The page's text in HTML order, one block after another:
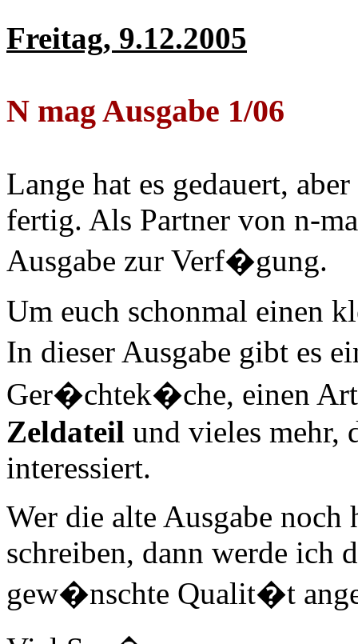
Freitag, 9.12.2005
N mag Ausgabe 1/06
Lange hat es gedauert,
fertig. Als Partner von n-
Ausgabe zur Verf�gung.
Um euch schonmal einen
In dieser Ausgabe gibt es
Ger�chtek�che, einen
Zeldateil und vieles mehr,
interessiert.
Wer die alte Ausgabe
schreiben, dann werde ich
gew�nschte Qualit�t